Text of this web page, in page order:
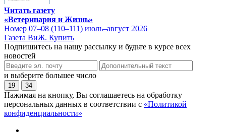
Читать газету
«Ветеринария и Жизнь»
Номер 07–08 (110–111) июль–август 2026
Газета ВиЖ. Купить
Подпишитесь на нашу рассылку и будьте в курсе всех
новостей
и выберите большее число
19 34
Нажимая на кнопку, Вы соглашаетесь на обработку
персональных данных в соответствии с «Политикой
конфиденциальности»